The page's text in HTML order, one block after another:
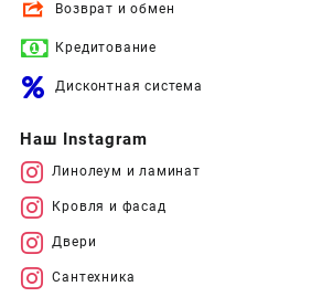
Возврат и обмен
Кредитование
Дисконтная система
Наш Instagram
Линолеум и ламинат
Кровля и фасад
Двери
Сантехника